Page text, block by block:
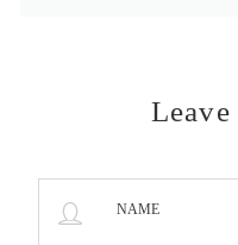
Leave
NAME